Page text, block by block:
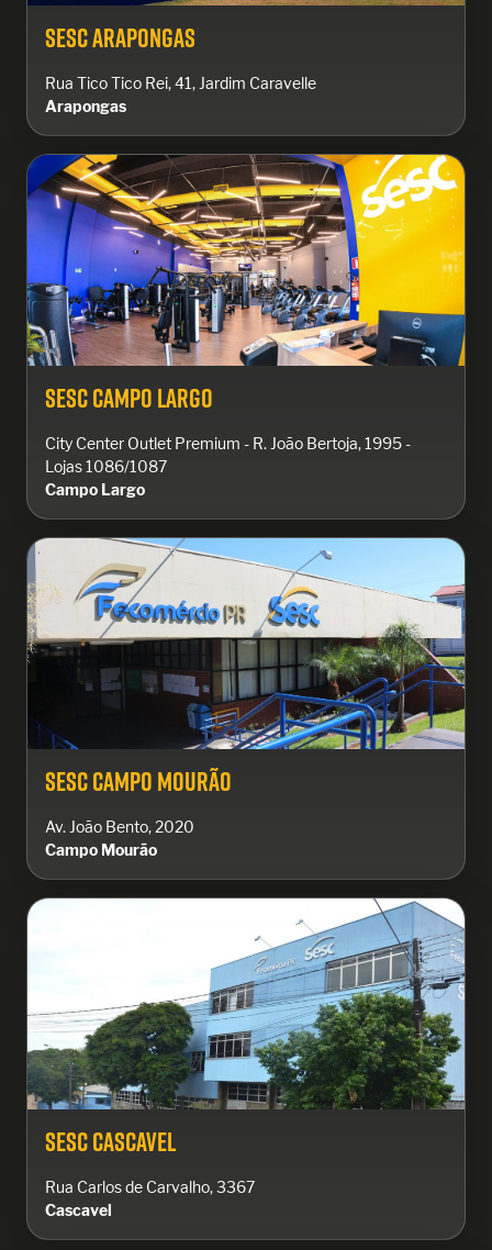
Sesc Arapongas
Rua Tico Tico Rei, 41, Jardim Caravelle
Arapongas
Sesc Campo Largo
City Center Outlet Premium - R. João Bertoja, 1995 -
Lojas 1086/1087
Campo Largo
Sesc Campo Mourão
Av. João Bento, 2020
Campo Mourão
Sesc Cascavel
Rua Carlos de Carvalho, 3367
Cascavel